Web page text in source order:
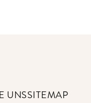
UNSSITEMAP